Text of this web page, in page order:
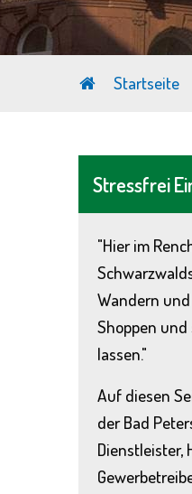
Startseite
Stressfrei
"Hier im
Wandern
Shoppen
lassen."
Auf diesen
der Bad
Dienstleister,